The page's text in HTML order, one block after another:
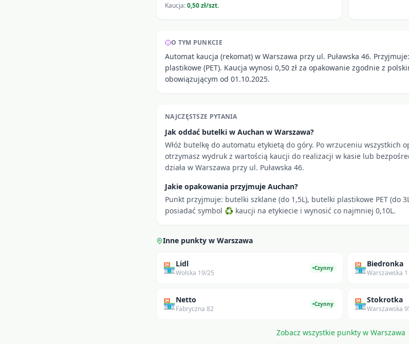
Kaucja:0,50 zł/szt.
O TYM PUNKCIE
Automat kaucja (rekomat) w Warszawa przy ul. Puławska 46.
plastikowe (PET). Kaucja wynosi 0,50 zł za opakowanie zgodnie z
obowiązującym od 01.10.2025.
NAJCZĘSTSZE PYTANIA
Jak oddać butelki w Auchan w Warszawa?
Włóż butelkę do automatu etykietą do góry. Po wrzuceniu wszystkich
otrzymasz wydruk z wartością kaucji do realizacji w kasie lub
działa w Warszawa przy ul. Puławska 46.
Jakie opakowania przyjmuje Auchan?
Punkt przyjmuje: butelki szklane (do 1,5L), butelki plastikowe PET (do
posiadać symbol ♻ kaucji na etykiecie i wynosić co najmniej 0,10L.
Inne punkty w Warszawa
🏪Lidl
Wolska 19/25
Czynny 🏪Biedronka
Warszawska 1
🏪Netto
Fabryczna 82
Czynny 🏪Stokrotka
Warszawska
Zobacz wszystkie punkty w Warszawa